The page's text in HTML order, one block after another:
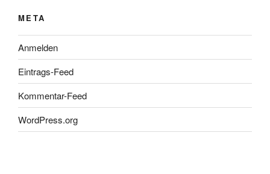
META
Anmelden
Eintrags-Feed
Kommentar-Feed
WordPress.org